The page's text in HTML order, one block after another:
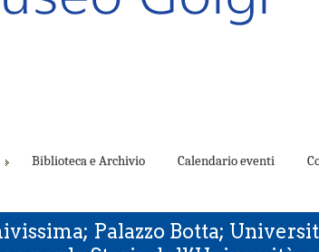
Biblioteca e Archivio Calendario eventi
Palazzo Botta;